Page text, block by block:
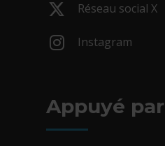
Réseau social X
Instagram
Appuyé par